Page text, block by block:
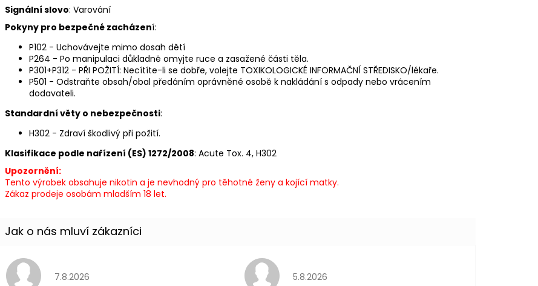
Signální slovo: Varování
Pokyny pro bezpečné zacházení:
P102 - Uchovávejte mimo dosah dětí
P264 - Po manipulaci důkladně omyjte ruce a zasažené části těla.
P301+P312 - PŘI POŽITÍ: Necítíte-li se dobře, volejte TOXIKOLOGICKÉ INFORMAČNÍ STŘEDISKO/lékaře.
P501 - Odstraňte obsah/obal předáním oprávněné osobě k nakládání s odpady nebo vrácením
dodavateli.
Standardní věty o nebezpečnosti:
H302 - Zdraví škodlivý při požití.
Klasifikace podle nařízení (ES) 1272/2008: Acute Tox. 4, H302
Upozornění:
Tento výrobek obsahuje nikotin a je nevhodný pro těhotné ženy a kojící matky.
Zákaz prodeje osobám mladším 18 let.
Hodnocení obchodu je 5 z 5 hvězdiček.
7.8.2026 Hodnocení obchodu je 5 z 5 hvězdiček.
5.8.2026